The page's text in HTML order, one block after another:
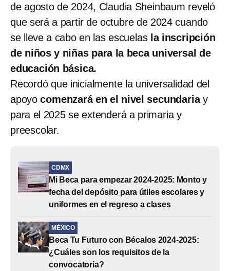
de agosto de 2024, Claudia Sheinbaum reveló
que será a partir de octubre de 2024 cuando
se lleve a cabo en las escuelasla inscripción
de niños y niñas para la beca universal de
educación básica.
Recordó que inicialmente la universalidad del
apoyocomenzará en el nivel secundariay
para el 2025 se extenderá a primaria y
preescolar.
CDMX
Mi Beca para empezar 2024-2025: Monto y
fecha del depósito para útiles escolares y
uniformes en el regreso a clases
MÉXICO
Beca Tu Futuro con Bécalos 2024-2025:
¿Cuáles son los requisitos de la
convocatoria?